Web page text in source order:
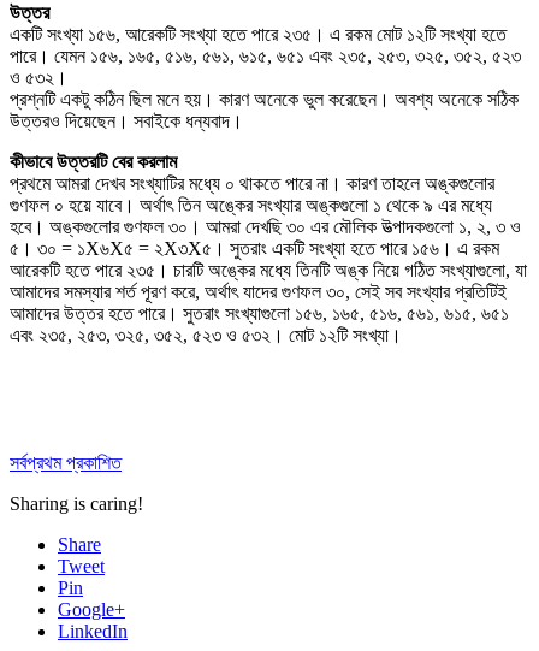
উত্তর
একটি সংখ্যা ১৫৬, আরেকটি সংখ্যা হতে পারে ২৩৫। এ রকম মোট ১২টি সংখ্যা হতে
পারে। যেমন ১৫৬, ১৬৫, ৫১৬, ৫৬১, ৬১৫, ৬৫১ এবং ২৩৫, ২৫৩, ৩২৫, ৩৫২, ৫২৩
ও ৫৩২।
প্রশ্নটি একটু কঠিন ছিল মনে হয়। কারণ অনেকে ভুল করেছেন। অবশ্য অনেকে সঠিক
উত্তরও দিয়েছেন। সবাইকে ধন্যবাদ।
কীভাবে উত্তরটি বের করলাম
প্রথমে আমরা দেখব সংখ্যাটির মধ্যে ০ থাকতে পারে না। কারণ তাহলে অঙ্কগুলোর
গুণফল ০ হয়ে যাবে। অর্থাৎ তিন অঙ্কের সংখ্যার অঙ্কগুলো ১ থেকে ৯ এর মধ্যে
হবে। অঙ্কগুলোর গুণফল ৩০। আমরা দেখছি ৩০ এর মৌলিক উত্পাদকগুলো ১, ২, ৩ ও
৫। ৩০ = ১X৬X৫ = ২X৩X৫। সুতরাং একটি সংখ্যা হতে পারে ১৫৬। এ রকম
আরেকটি হতে পারে ২৩৫। চারটি অঙ্কের মধ্যে তিনটি অঙ্ক নিয়ে গঠিত সংখ্যাগুলো, যা
আমাদের সমস্যার শর্ত পূরণ করে, অর্থাৎ যাদের গুণফল ৩০, সেই সব সংখ্যার প্রতিটিই
আমাদের উত্তর হতে পারে। সুতরাং সংখ্যাগুলো ১৫৬, ১৬৫, ৫১৬, ৫৬১, ৬১৫, ৬৫১
এবং ২৩৫, ২৫৩, ৩২৫, ৩৫২, ৫২৩ ও ৫৩২। মোট ১২টি সংখ্যা।
সর্বপ্রথম প্রকাশিত
Sharing is caring!
Share
Tweet
Pin
Google+
LinkedIn